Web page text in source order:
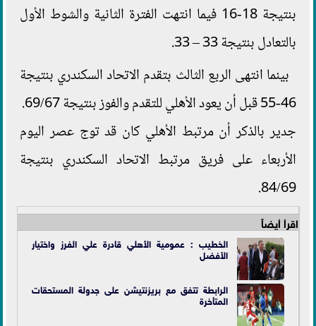
بنتيجة 18-16 فيما انتهت الفترة الثانية والشوط الأول
بالتعادل بنتيجة 33 – 33.
بينما انتهى الربع الثالث بتقدم الاتحاد السكندري بنتيجة
46-55 قبل أن يعود الأهلي للتقدم والفوز بنتيجة 69/67.
جدير بالذكر أن مرتبط الأهلي كان قد توج عصر اليوم
الأربعاء على فريق مرتبط الاتحاد السكندري بنتيجة
84/69.
اقرأ أيضاً
الخطيب : عمومية الأهلي قادرة علي الفرز واختيار
الأفضل
الرابطة تتفق مع بريزنتيشن على جدولة المستحقات
المتأخرة